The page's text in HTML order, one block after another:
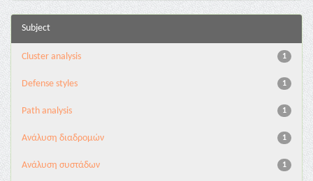
Subject
1
Cluster analysis
1
Defense styles
1
Path analysis
1
Ανάλυση διαδρομών
1
Ανάλυση συστάδων